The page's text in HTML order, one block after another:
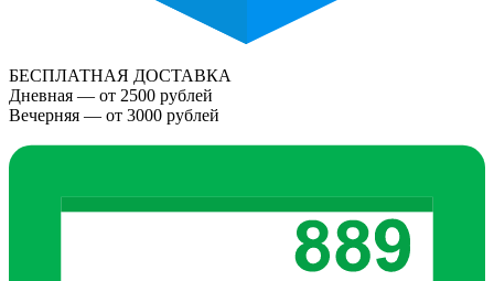
БЕСПЛАТНАЯ ДОСТАВКА
Дневная — от 2500 рублей
Вечерняя — от 3000 рублей